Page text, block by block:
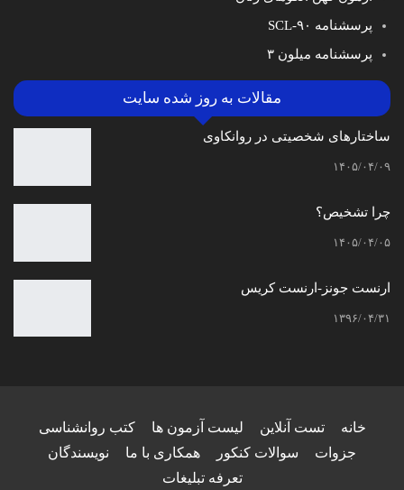
پرسشنامه SCL-۹۰
پرسشنامه میلون ۳
مقالات به روز شده سایت
ساختارهای شخصیتی در روانکاوی
۱۴۰۵/۰۴/۰۹
چرا تشخیص؟
۱۴۰۵/۰۴/۰۵
ارنست جونز-ارنست کریس
۱۳۹۶/۰۴/۳۱
خانه تست آنلاین لیست آزمون ها
کتب روانشناسی
جزوات
سوالات کنکور همکاری با ما
نویسندگان
تعرفه تبلیغات